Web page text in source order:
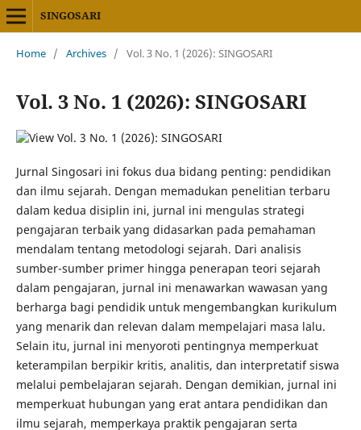
SINGOSARI
Home / Archives / Vol. 3 No. 1 (2026): SINGOSARI
Vol. 3 No. 1 (2026): SINGOSARI
Jurnal Singosari ini fokus dua bidang penting: pendidikan
dan ilmu sejarah. Dengan memadukan penelitian terbaru
dalam kedua disiplin ini, jurnal ini mengulas strategi
pengajaran terbaik yang didasarkan pada pemahaman
mendalam tentang metodologi sejarah. Dari analisis
sumber-sumber primer hingga penerapan teori sejarah
dalam pengajaran, jurnal ini menawarkan wawasan yang
berharga bagi pendidik untuk mengembangkan kurikulum
yang menarik dan relevan dalam mempelajari masa lalu.
Selain itu, jurnal ini menyoroti pentingnya memperkuat
keterampilan berpikir kritis, analitis, dan interpretatif siswa
melalui pembelajaran sejarah. Dengan demikian, jurnal ini
memperkuat hubungan yang erat antara pendidikan dan
ilmu sejarah, memperkaya praktik pengajaran serta